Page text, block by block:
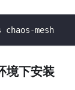
mesh
境下安装